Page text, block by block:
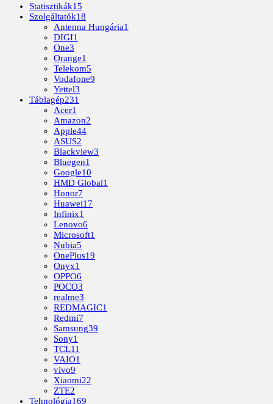
Statisztikák15
Szolgáltatók18
Antenna Hungária1
DIGI1
One3
Orange1
Telekom5
Vodafone9
Yettel3
Táblagép231
Acer1
Amazon2
Apple44
ASUS2
Blackview3
Bluegen1
Google10
HMD Global1
Honor7
Huawei17
Infinix1
Lenovo6
Microsoft1
Nubia5
OnePlus19
Onyx1
OPPO6
POCO3
realme3
REDMAGIC1
Redmi7
Samsung39
Sony1
TCL11
VAIO1
vivo9
Xiaomi22
ZTE2
Tehnológia169